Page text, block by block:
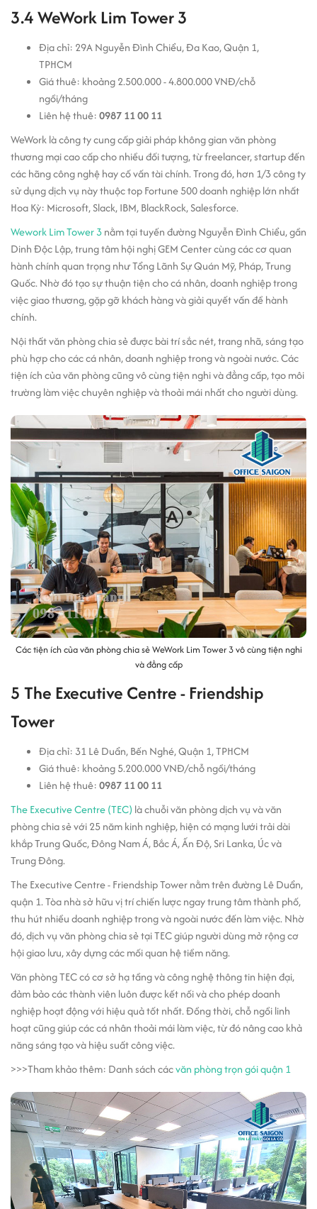
3.4 WeWork Lim Tower 3
Địa chỉ: 29A Nguyễn Đình Chiểu, Đa Kao, Quận 1,
TPHCM
Giá thuê: khoảng 2.500.000 - 4.800.000 VNĐ/chỗ
ngồi/tháng
Liên hệ thuê:0987 11 00 11
WeWork là công ty cung cấp giải pháp không gian văn phòng
thương mại cao cấp cho nhiều đối tượng, từ freelancer, startup đến
các hãng công nghệ hay cố vấn tài chính. Trong đó, hơn 1/3 công ty
sử dụng dịch vụ này thuộc top Fortune 500 doanh nghiệp lớn nhất
Hoa Kỳ: Microsoft, Slack, IBM, BlackRock, Salesforce.
Wework Lim Tower 3nằm tại tuyến đường Nguyễn Đình Chiểu, gần
Dinh Độc Lập, trung tâm hội nghị GEM Center cùng các cơ quan
hành chính quan trọng như Tổng Lãnh Sự Quán Mỹ, Pháp, Trung
Quốc. Nhờ đó tạo sự thuận tiện cho cá nhân, doanh nghiệp trong
việc giao thương, gặp gỡ khách hàng và giải quyết vấn đề hành
chính.
Nội thất văn phòng chia sẻ được bài trí sắc nét, trang nhã, sáng tạo
phù hợp cho các cá nhân, doanh nghiệp trong và ngoài nước. Các
tiện ích của văn phòng cũng vô cùng tiện nghi và đẳng cấp, tạo môi
trường làm việc chuyên nghiệp và thoải mái nhất cho người dùng.
Các tiện ích của văn phòng chia sẻ WeWork Lim Tower 3 vô cùng tiện nghi
và đẳng cấp
5 The Executive Centre - Friendship
Tower
Địa chỉ: 31 Lê Duẩn, Bến Nghé, Quận 1, TPHCM
Giá thuê: khoảng 5.200.000 VNĐ/chỗ ngồi/tháng
Liên hệ thuê:0987 11 00 11
The Executive Centre (TEC) là chuỗi văn phòng dịch vụ và văn
phòng chia sẻ với 25 năm kinh nghiệp, hiện có mạng lưới trải dài
khắp Trung Quốc, Đông Nam Á, Bắc Á, Ấn Độ, Sri Lanka, Úc và
Trung Đông.
The Executive Centre - Friendship Tower nằm trên đường Lê Duẩn,
quận 1. Tòa nhà sở hữu vị trí chiến lược ngay trung tâm thành phố,
thu hút nhiều doanh nghiệp trong và ngoài nước đến làm việc. Nhờ
đó, dịch vụ văn phòng chia sẻ tại TEC giúp người dùng mở rộng cơ
hội giao lưu, xây dựng các mối quan hệ tiềm năng.
Văn phòng TEC có cơ sở hạ tầng và công nghệ thông tin hiện đại,
đảm bảo các thành viên luôn được kết nối và cho phép doanh
nghiệp hoạt động với hiệu quả tốt nhất. Đồng thời, chỗ ngồi linh
hoạt cũng giúp các cá nhân thoải mái làm việc, từ đó nâng cao khả
năng sáng tạo và hiệu suất công việc.
>>>Tham khảo thêm: Danh sách cácvăn phòng trọn gói quận 1